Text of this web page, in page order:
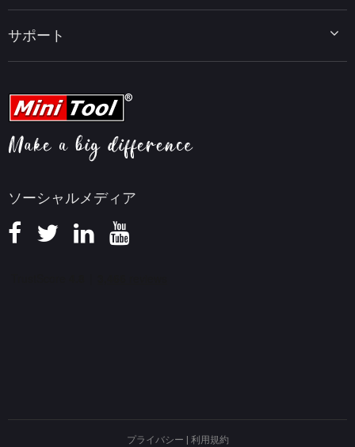
ソーシャルメディア
MiniTool MovieMaker
MiniTool uTube Downloader
PDF編集ヒント
動画編集ヒント
ビデオ変換ヒント
画面録画ヒント
知識ベース
MiniTool ニュースセンター
サポート
ヘルプ
プライバシー | 利用規約